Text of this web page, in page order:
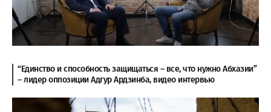
“Единство и способность защищаться – все, что нужно Абхазии”
– лидер оппозиции Адгур Ардзинба, видео интервью